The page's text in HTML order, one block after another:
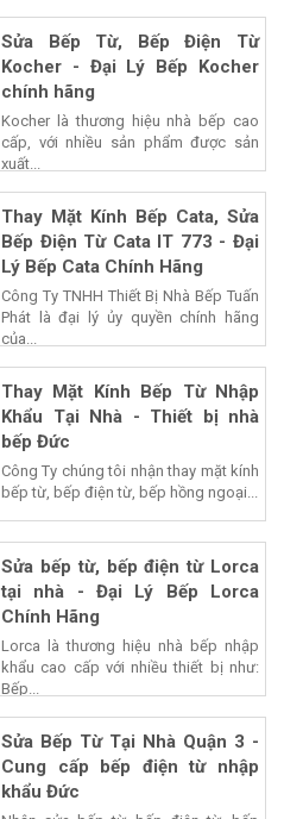
Sửa Bếp Từ, Bếp Điện Từ
Kocher - Đại Lý Bếp Kocher
chính hãng
Kocher là thương hiệu nhà bếp cao
cấp, với nhiều sản phẩm được sản
xuất...
Thay Mặt Kính Bếp Cata, Sửa
Bếp Điện Từ Cata IT 773 - Đại
Lý Bếp Cata Chính Hãng
Công Ty TNHH Thiết Bị Nhà Bếp Tuấn
Phát là đại lý ủy quyền chính hãng
của...
Thay Mặt Kính Bếp Từ Nhập
Khẩu Tại Nhà - Thiết bị nhà
bếp Đức
Công Ty chúng tôi nhận thay mặt kính
bếp từ, bếp điện từ, bếp hồng ngoại...
Sửa bếp từ, bếp điện từ Lorca
tại nhà - Đại Lý Bếp Lorca
Chính Hãng
Lorca là thương hiệu nhà bếp nhập
khẩu cao cấp với nhiều thiết bị như:
Bếp...
Sửa Bếp Từ Tại Nhà Quận 3 -
Cung cấp bếp điện từ nhập
khẩu Đức